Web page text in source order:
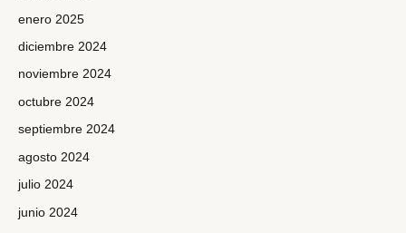
enero 2025
diciembre 2024
noviembre 2024
octubre 2024
septiembre 2024
agosto 2024
julio 2024
junio 2024